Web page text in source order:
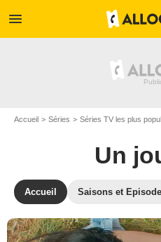
menu
Accueil Séries Séries TV les plus
Un
Accueil Saisons et